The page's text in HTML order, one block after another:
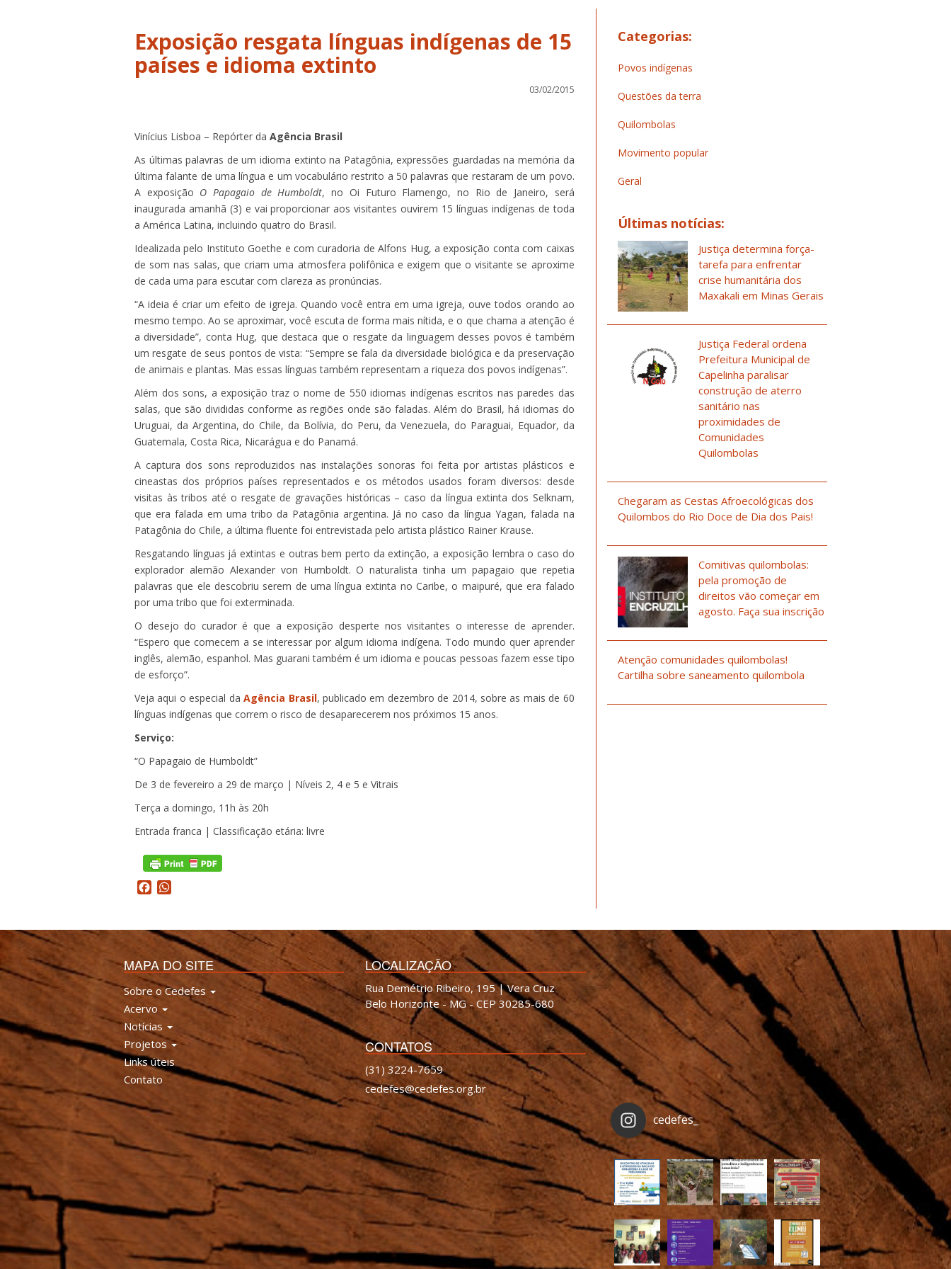
Exposição resgata línguas indígenas de 15
países e idioma extinto
03/02/2015
Vinícius Lisboa – Repórter da Agência Brasil
As últimas palavras de um idioma extinto na Patagônia, expressões guardadas na memória da
última falante de uma língua e um vocabulário restrito a 50 palavras que restaram de um povo.
A exposição O Papagaio de Humboldt, no Oi Futuro Flamengo, no Rio de Janeiro, será
inaugurada amanhã (3) e vai proporcionar aos visitantes ouvirem 15 línguas indígenas de toda
a América Latina, incluindo quatro do Brasil.
Idealizada pelo Instituto Goethe e com curadoria de Alfons Hug, a exposição conta com caixas
de som nas salas, que criam uma atmosfera polifônica e exigem que o visitante se aproxime
de cada uma para escutar com clareza as pronúncias.
“A ideia é criar um efeito de igreja. Quando você entra em uma igreja, ouve todos orando ao
mesmo tempo. Ao se aproximar, você escuta de forma mais nítida, e o que chama a atenção é
a diversidade”, conta Hug, que destaca que o resgate da linguagem desses povos é também
um resgate de seus pontos de vista: “Sempre se fala da diversidade biológica e da preservação
de animais e plantas. Mas essas línguas também representam a riqueza dos povos indígenas”.
Além dos sons, a exposição traz o nome de 550 idiomas indígenas escritos nas paredes das
salas, que são divididas conforme as regiões onde são faladas. Além do Brasil, há idiomas do
Uruguai, da Argentina, do Chile, da Bolívia, do Peru, da Venezuela, do Paraguai, Equador, da
Guatemala, Costa Rica, Nicarágua e do Panamá.
A captura dos sons reproduzidos nas instalações sonoras foi feita por artistas plásticos e
cineastas dos próprios países representados e os métodos usados foram diversos: desde
visitas às tribos até o resgate de gravações históricas – caso da língua extinta dos Selknam,
que era falada em uma tribo da Patagônia argentina. Já no caso da língua Yagan, falada na
Patagônia do Chile, a última fluente foi entrevistada pelo artista plástico Rainer Krause.
Resgatando línguas já extintas e outras bem perto da extinção, a exposição lembra o caso do
explorador alemão Alexander von Humboldt. O naturalista tinha um papagaio que repetia
palavras que ele descobriu serem de uma língua extinta no Caribe, o maipuré, que era falado
por uma tribo que foi exterminada.
O desejo do curador é que a exposição desperte nos visitantes o interesse de aprender.
“Espero que comecem a se interessar por algum idioma indígena. Todo mundo quer aprender
inglês, alemão, espanhol. Mas guarani também é um idioma e poucas pessoas fazem esse tipo
de esforço”.
Veja aqui o especial daAgência Brasil, publicado em dezembro de 2014, sobre as mais de 60
línguas indígenas que correm o risco de desaparecerem nos próximos 15 anos.
Serviço:
“O Papagaio de Humboldt”
De 3 de fevereiro a 29 de março | Níveis 2, 4 e 5 e Vitrais
Terça a domingo, 11h às 20h
Entrada franca | Classificação etária: livre
Facebook
Categorias:
Povos indígenas
Questões da terra
Quilombolas
Movimento popular
Geral
Últimas notícias:
Justiça determina força-
tarefa para enfrentar
crise humanitária dos
Maxakali em Minas Gerais
Justiça Federal ordena
Prefeitura Municipal de
Capelinha paralisar
construção de aterro
sanitário nas
proximidades de
Comunidades
Quilombolas
Chegaram as Cestas Afroecológicas dos
Quilombos do Rio Doce de Dia dos Pais!
Comitivas quilombolas:
pela promoção de
direitos vão começar em
agosto. Faça sua inscrição
Atenção comunidades quilombolas!
Cartilha sobre saneamento quilombola
MAPA DO SITE
Sobre o Cedefes
Acervo
Notícias
Projetos
Links úteis
Contato
LOCALIZAÇÃO
Rua Demétrio Ribeiro, 195 | Vera Cruz
Belo Horizonte - MG - CEP 30285-680
CONTATOS
(31) 3224-7659
cedefes@cedefes.org.br
cedefes_